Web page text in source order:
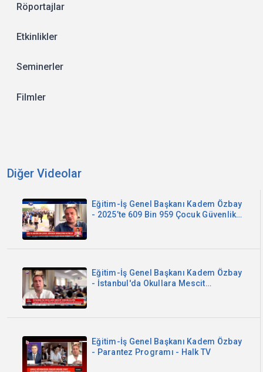
Röportajlar
Etkinlikler
Seminerler
Filmler
Diğer Videolar
Eğitim-İş Genel Başkanı Kadem Özbay
- 2025’te 609 Bin 959 Çocuk Güvenlik
Eğitim-İş Genel Başkanı Kadem Özbay
- İstanbul'da Okullara Mescit
Eğitim-İş Genel Başkanı Kadem Özbay
- Parantez Programı - Halk TV